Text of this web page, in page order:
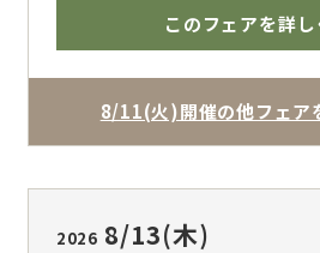
ア。ザ・フォレストテラス
駅直結の好立地、地上35m
ゲストに喜ばれる料理、宿
一日で体験できます。帰省
同席、他会場との比較、少
期・予算に合わせて、ふた
提案します。
このフェアを詳し
8/11(火)開催の他フェア
2026 8/13(木)